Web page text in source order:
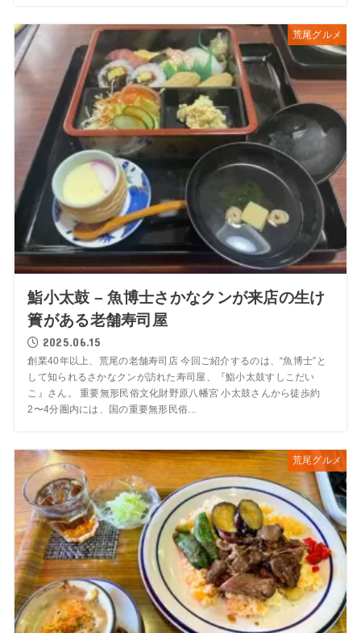
荒尾グルメ
鮨小太鼓 – 魚博士さかなクンが来店の生け
簀がある老舗寿司屋
2025.06.15
創業40年以上、荒尾の老舗寿司店 今回ご紹介するのは、“魚博士”と
して知られるさかなクンが訪れた寿司屋、『鮨小太鼓すしこだい
こ』さん。 重要無形民俗文化財野原八幡宮 小太鼓さんから徒歩約
2〜4分圏内には、国の重要無形民俗...
荒尾グルメ